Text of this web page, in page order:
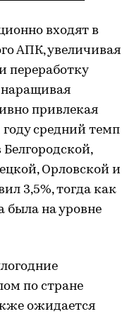
входят в
АПК, увеличивая
переработку
наращивая
привлекая
средний темп
Белгородской,
Орловской и
3,5%, тогда как
была на уровне
по стране
ожидается